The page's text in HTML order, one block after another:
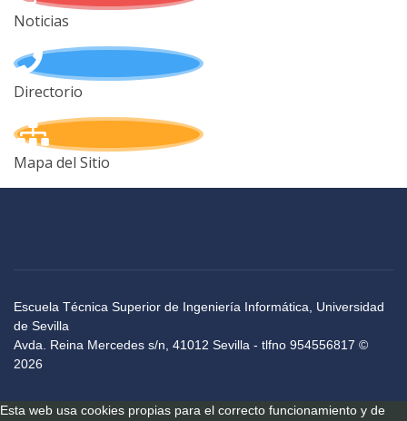
Noticias
Directorio
Mapa del Sitio
Escuela Técnica Superior de Ingeniería Informática, Universidad
de Sevilla
Avda. Reina Mercedes s/n, 41012 Sevilla - tlfno 954556817 ©
2026
Esta web usa cookies propias para el correcto funcionamiento y de